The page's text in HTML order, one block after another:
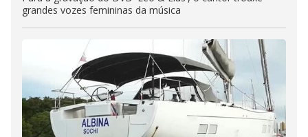
grandes vozes femininas da música